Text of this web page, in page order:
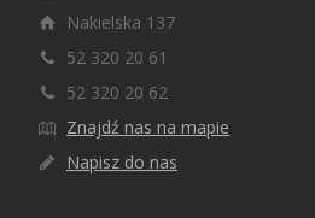
Nakielska 137
52 320 20 61
52 320 20 62
Znajdź nas na mapie
Napisz do nas